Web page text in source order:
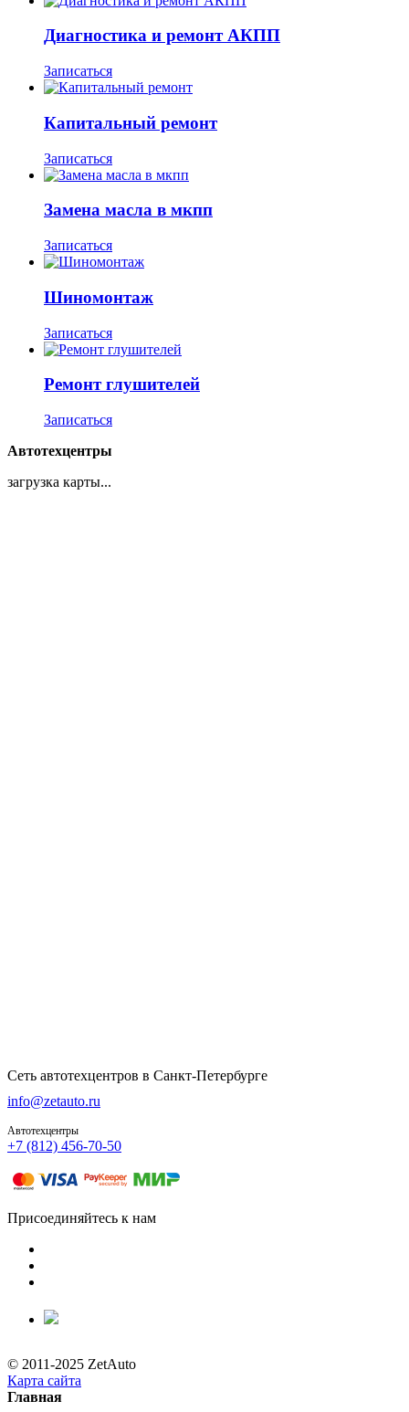
Диагностика и ремонт АКПП
Записаться
Капитальный ремонт
Записаться
Замена масла в мкпп
Записаться
Шиномонтаж
Записаться
Ремонт глушителей
Записаться
Автотехцентры
загрузка карты...
Сеть автотехцентров в Санкт-Петербурге
info@zetauto.ru
Автотехцентры
+7 (812) 456-70-50
Присоединяйтесь к нам
© 2011-2025 ZetAuto
Карта сайта
Главная